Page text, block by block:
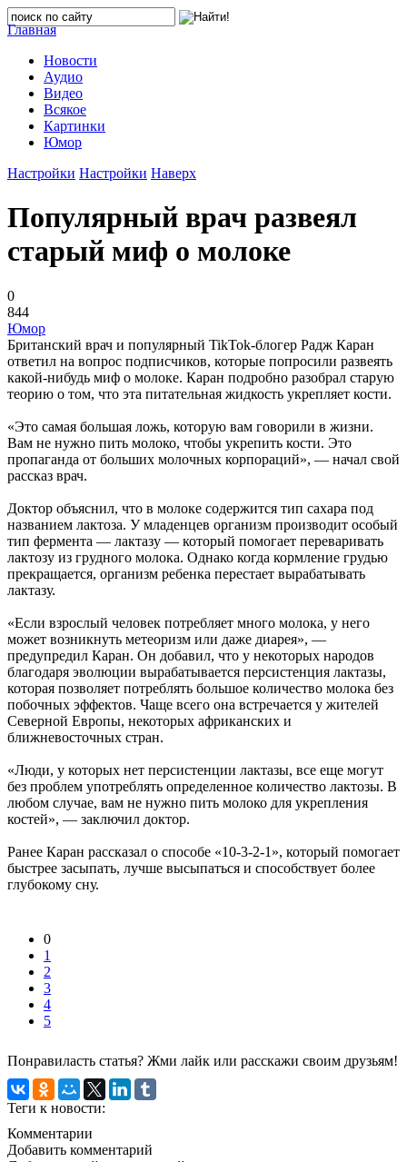
Главная
Новости
Аудио
Видео
Всякое
Картинки
Юмор
Настройки Настройки Наверх
Популярный врач развеял
старый миф о молоке
0
844
Юмор
Британский врач и популярный TikTok-блогер Радж Каран
ответил на вопрос подписчиков, которые попросили развеять
какой-нибудь миф о молоке. Каран подробно разобрал старую
теорию о том, что эта питательная жидкость укрепляет кости.
«Это самая большая ложь, которую вам говорили в жизни.
Вам не нужно пить молоко, чтобы укрепить кости. Это
пропаганда от больших молочных корпораций», — начал свой
рассказ врач.
Доктор объяснил, что в молоке содержится тип сахара под
названием лактоза. У младенцев организм производит особый
тип фермента — лактазу — который помогает переваривать
лактозу из грудного молока. Однако когда кормление грудью
прекращается, организм ребенка перестает вырабатывать
лактазу.
«Если взрослый человек потребляет много молока, у него
может возникнуть метеоризм или даже диарея», —
предупредил Каран. Он добавил, что у некоторых народов
благодаря эволюции вырабатывается персистенция лактазы,
которая позволяет потреблять большое количество молока без
побочных эффектов. Чаще всего она встречается у жителей
Северной Европы, некоторых африканских и
ближневосточных стран.
«Люди, у которых нет персистенции лактазы, все еще могут
без проблем употреблять определенное количество лактозы. В
любом случае, вам не нужно пить молоко для укрепления
костей», — заключил доктор.
Ранее Каран рассказал о способе «10-3-2-1», который помогает
быстрее засыпать, лучше высыпаться и способствует более
глубокому сну.
0
1
2
3
4
5
Понравиласть статья? Жми лайк или расскажи своим друзьям!
Теги к новости:
Комментарии
Добавить комментарий